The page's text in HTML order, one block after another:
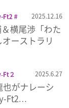
Ft2
2025.12.16
横尾渉「わた
ーストラリ
２
龍也
2025.6.27
がナレーシ